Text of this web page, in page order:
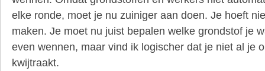
elke ronde, moet je nu zuiniger aan doen. Je hoeft
maken. Je moet nu juist bepalen welke grondstof je
even wennen, maar vind ik logischer dat je niet al je
kwijtraakt.